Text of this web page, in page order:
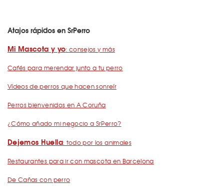
Atajos rápidos en SrPerro
Mi Mascota y yo: consejos y más
Cafés para merendar junto a tu perro
Vídeos de perros que hacen sonreír
Perros bienvenidos en A Coruña
¿Cómo añado mi negocio a SrPerro?
Dejemos Huella: todo por los animales
Restaurantes para ir con mascota en Barcelona
De Cañas con perro